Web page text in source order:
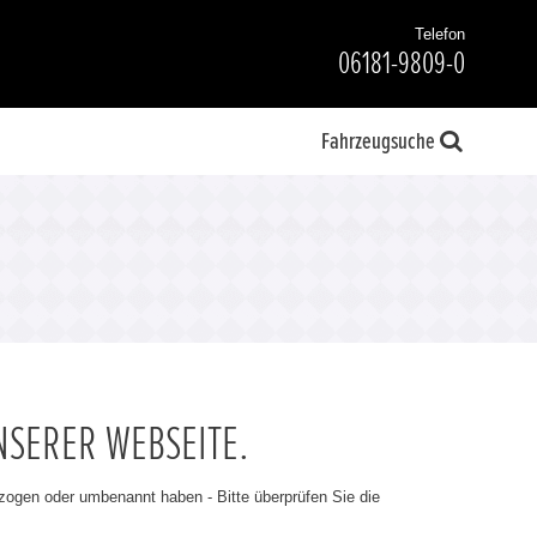
Telefon
06181-9809-0
Fahrzeugsuche
WEBSEITE.
oder umbenannt haben - Bitte überprüfen Sie die